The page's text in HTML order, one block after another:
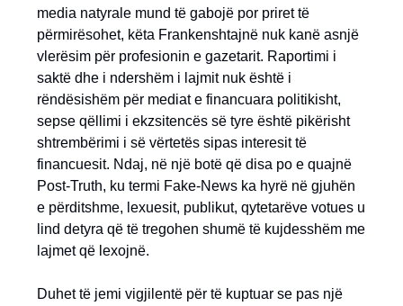
media natyrale mund të gabojë por priret të
përmirësohet, këta Frankenshtajnë nuk kanë asnjë
vlerësim për profesionin e gazetarit. Raportimi i
saktë dhe i ndershëm i lajmit nuk është i
rëndësishëm për mediat e financuara politikisht,
sepse qëllimi i ekzsitencës së tyre është pikërisht
shtrembërimi i së vërtetës sipas interesit të
financuesit. Ndaj, në një botë që disa po e quajnë
Post-Truth, ku termi Fake-News ka hyrë në gjuhën
e përditshme, lexuesit, publikut, qytetarëve votues u
lind detyra që të tregohen shumë të kujdesshëm me
lajmet që lexojnë.
Duhet të jemi vigjilentë për të kuptuar se pas një